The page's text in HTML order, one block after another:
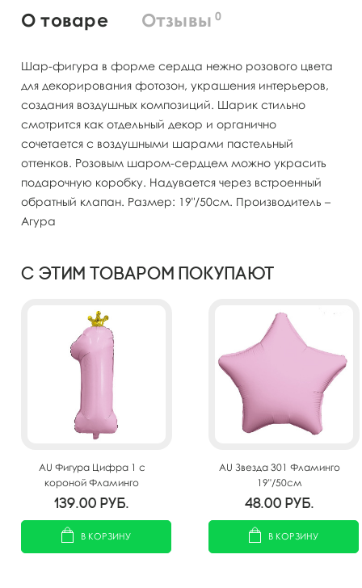
О товаре Отзывы 0
Шар-фигура в форме сердца нежно розового цвета
для декорирования фотозон, украшения интерьеров,
создания воздушных композиций. Шарик стильно
смотрится как отдельный декор и органично
сочетается с воздушными шарами пастельный
оттенков. Розовым шаром-сердцем можно украсить
подарочную коробку. Надувается через встроенный
обратный клапан. Размер: 19"/50см. Производитель –
Агура
С этим товаром покупают
AU Фигура Цифра 1 с
короной Фламинго
32"/81см
139.00 руб.
В КОРЗИНУ
AU Звезда 301 Фламинго
19"/50см
48.00 руб.
В КОРЗИНУ